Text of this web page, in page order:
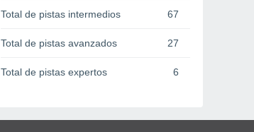
Total de pistas intermedios 67
Total de pistas avanzados 27
Total de pistas expertos 6